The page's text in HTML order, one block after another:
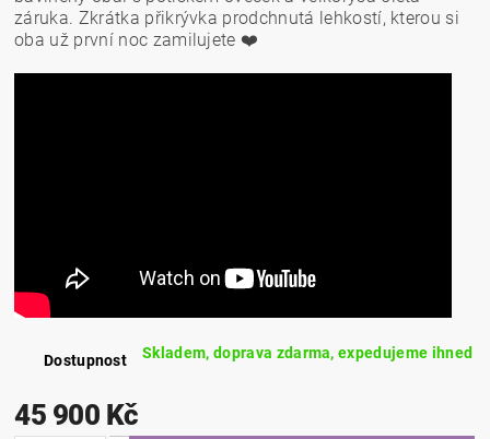
záruka. Zkrátka přikrývka prodchnutá lehkostí, kterou si
oba už první noc zamilujete ❤️
Dostupnost Skladem, doprava zdarma, expedujeme ihned
45 900 Kč